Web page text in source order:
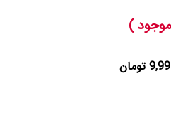
)
تومان